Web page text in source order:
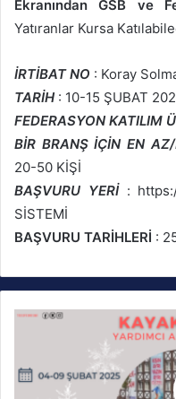
Ekranından GSB ve
Yatıranlar Kursa
İRTİBAT NO : Koray
TARİH: 10-15 ŞUBAT
FEDERASYON KATILIM
BİR BRANŞ İÇİN EN
20-50 KİŞİ
BAŞVURU YERİ :
SİSTEMİ
BAŞVURU TARİHLERİ :
K
a